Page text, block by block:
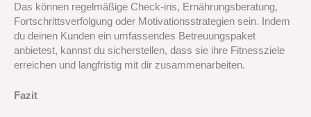
Das können regelmäßige Check-ins, Ernährungsberatung,
Fortschrittsverfolgung oder Motivationsstrategien sein. Indem
du deinen Kunden ein umfassendes Betreuungspaket
anbietest, kannst du sicherstellen, dass sie ihre Fitnessziele
erreichen und langfristig mit dir zusammenarbeiten.
Fazit